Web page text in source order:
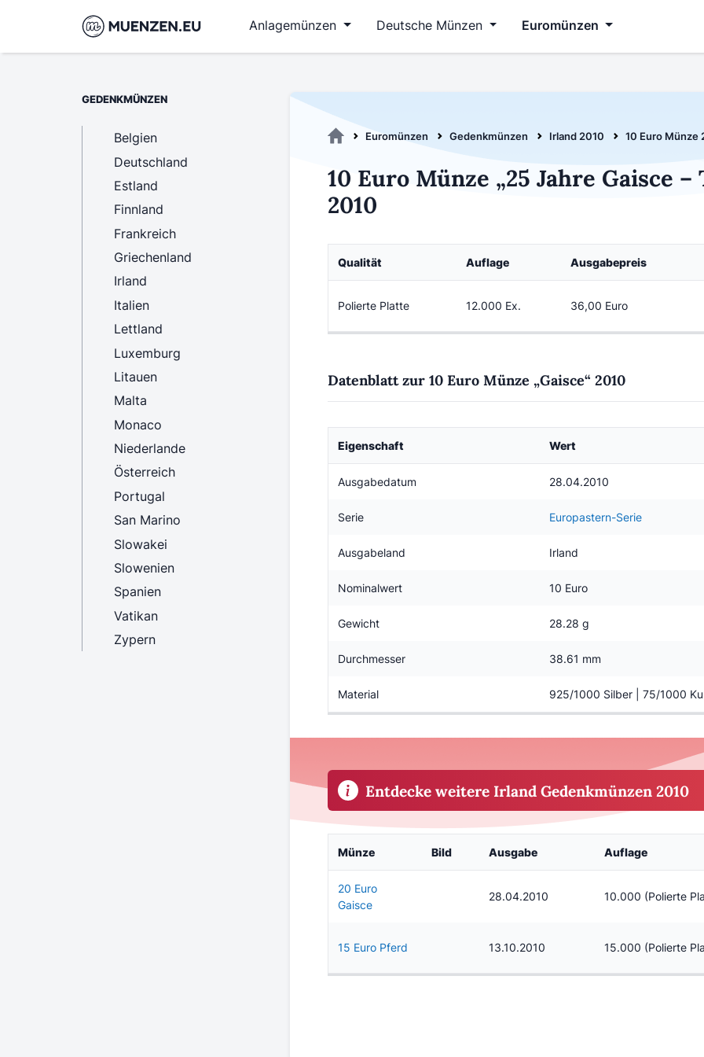
Anlagemünzen Deutsche Münzen Euromünzen
Euromünzen Gedenkmünzen Irland 2010 10 Euro Münze
10 Euro Münze „25 Jahre Gaisce
2010
Qualität Auflage Ausgabepreis
Polierte Platte 12.000 Ex. 36,00 Euro
Datenblatt zur 10 Euro Münze „Gaisce“ 2010
Eigenschaft Wert
Ausgabedatum 28.04.2010
Serie Europastern-Serie
Ausgabeland Irland
Nominalwert 10 Euro
Gewicht 28.28 g
Durchmesser 38.61 mm
Material 925/1000 Silber | 75/1000
Entdecke weitere Irland Gedenkmünzen 2010
Münze Bild Ausgabe Auflage
20 Euro
Gaisce
28.04.2010 10.000 (Polierte
15 Euro Pferd 13.10.2010 15.000 (Polierte
GEDENKMÜNZEN
Belgien
Deutschland
Estland
Finnland
Frankreich
Griechenland
Irland
Italien
Lettland
Luxemburg
Litauen
Malta
Monaco
Niederlande
Österreich
Portugal
San Marino
Slowakei
Slowenien
Spanien
Vatikan
Zypern